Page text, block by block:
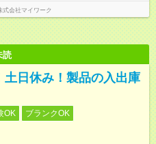
式会社マイワーク
読
日休み！製品の入出庫
OK
ブランクOK